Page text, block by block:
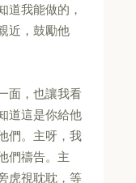
道我能做的，
近，鼓勵他
面，也讓我看
道這是你給他
們。主呀，我
們禱告。主
虎視耽耽，等